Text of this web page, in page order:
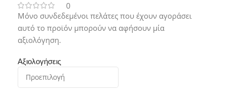
0
Αξιολογήσεις
Μόνο συνδεδεμένοι πελάτες που έχουν αγοράσει
αυτό το προϊόν μπορούν να αφήσουν μία
αξιολόγηση.